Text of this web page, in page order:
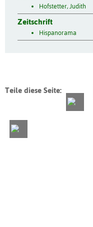
Hofstetter, Judith
Zeitschrift
Hispanorama
Teile diese Seite: